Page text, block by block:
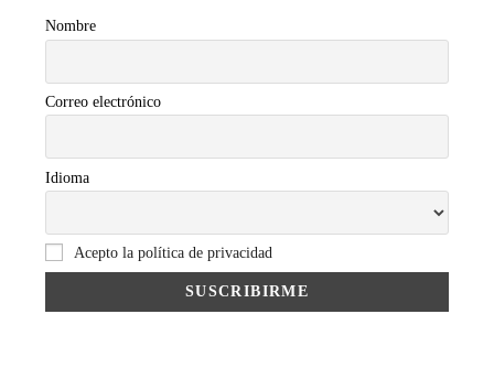
Nombre
Correo electrónico
Idioma
Acepto la política de privacidad